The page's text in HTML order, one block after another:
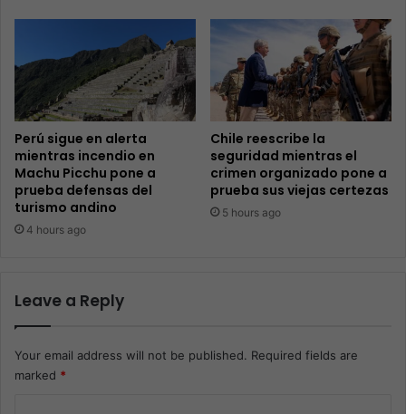
Perú sigue en alerta
mientras incendio en
Machu Picchu pone a
prueba defensas del
turismo andino
4 hours ago
Chile reescribe la
seguridad mientras el
crimen organizado pone a
prueba sus viejas certezas
5 hours ago
Leave a Reply
Your email address will not be published. Required fields are
marked *